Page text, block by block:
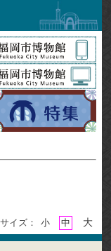
イズ： 小 中 大